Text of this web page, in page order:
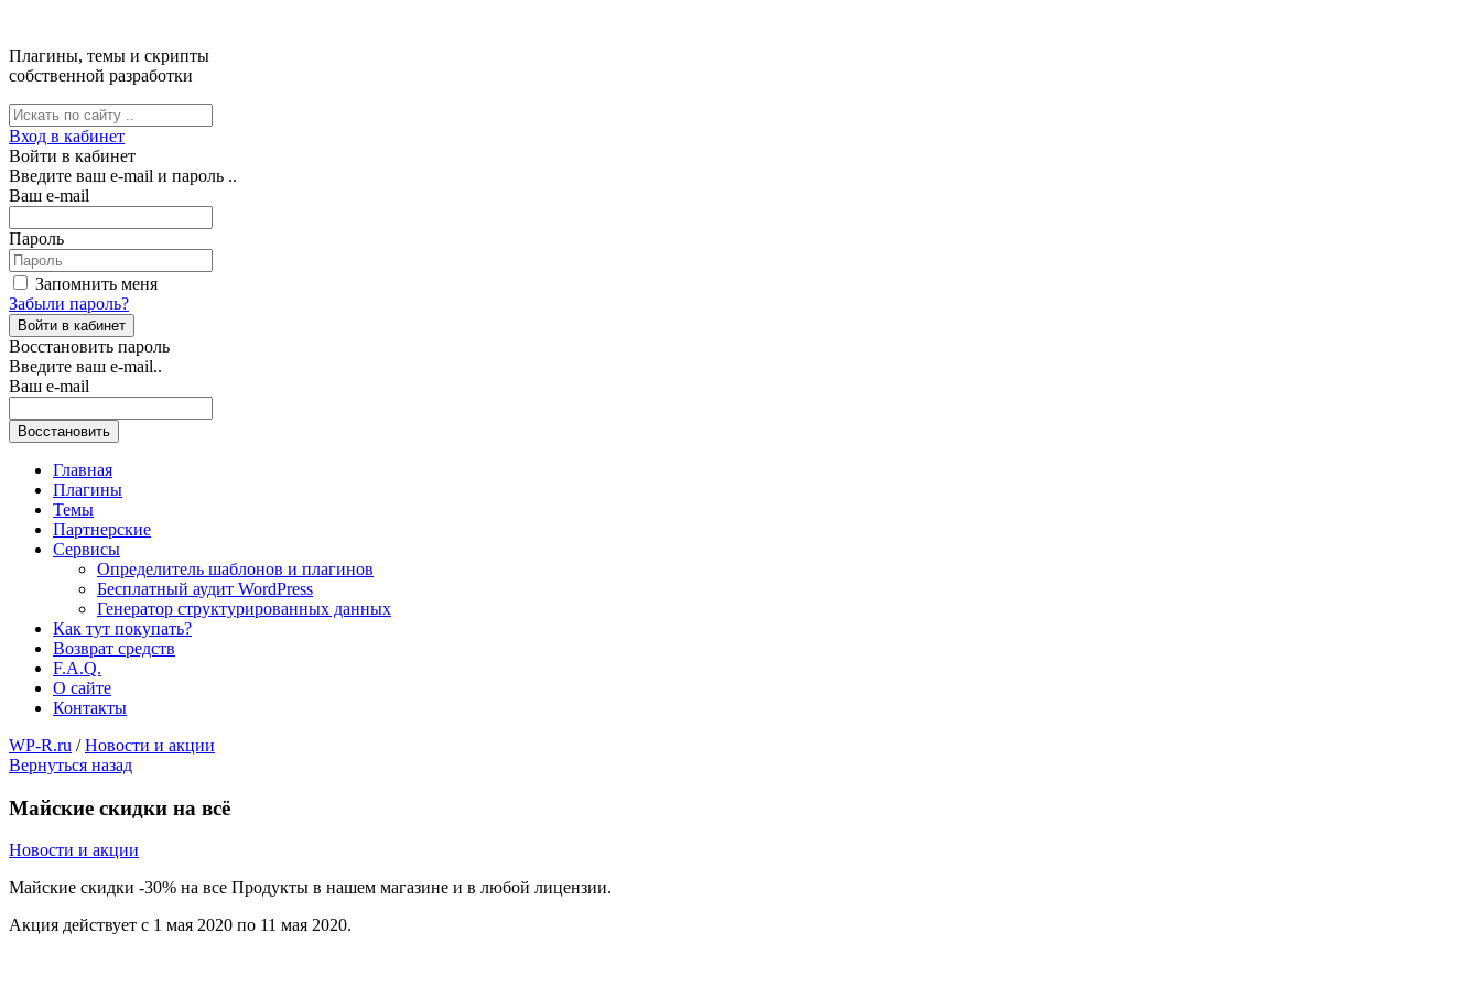
Плагины, темы и скрипты
собственной разработки
Вход в кабинет
Войти в кабинет
Введите ваш e-mail и пароль ..
Ваш e-mail
Пароль
Запомнить меня
Забыли пароль?
Восстановить пароль
Введите ваш e-mail..
Ваш e-mail
Главная
Плагины
Темы
Партнерские
Сервисы
Определитель шаблонов и плагинов
Бесплатный аудит WordPress
Генератор структурированных данных
Как тут покупать?
Возврат средств
F.A.Q.
О сайте
Контакты
WP-R.ru /Новости и акции
Вернуться назад
Майские скидки на всё
Новости и акции
Майские скидки -30% на все Продукты в нашем магазине и в любой лицензии.
Акция действует с 1 мая 2020 по 11 мая 2020.